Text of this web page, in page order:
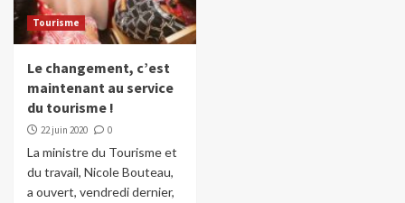
Tourisme
Le changement, c’est
maintenant au service
du tourisme !
22 juin 2020 0
La ministre du Tourisme et
du travail, Nicole Bouteau,
a ouvert, vendredi dernier,